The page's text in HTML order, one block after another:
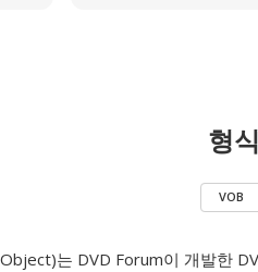
형
VOB
는 DVD Forum이 개발한